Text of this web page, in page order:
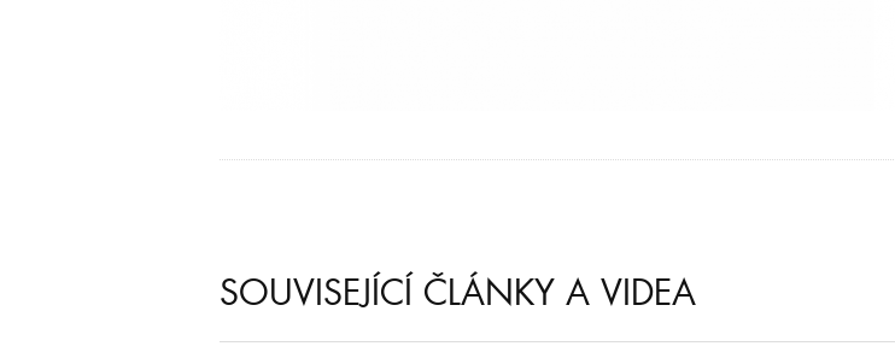
SOUVISEJÍCÍ ČLÁNKY A VIDEA